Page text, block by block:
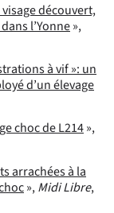
découvert,
l’Yonne»,
à vif »: un
d’un élevage
choc de L214»,
arrachées à la
»,Midi Libre,